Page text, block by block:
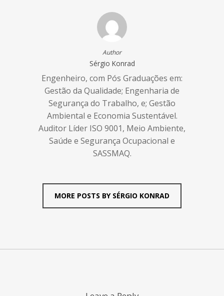
Author
Sérgio Konrad
Engenheiro, com Pós Graduações em:
Gestão da Qualidade; Engenharia de
Segurança do Trabalho, e; Gestão
Ambiental e Economia Sustentável.
Auditor Líder ISO 9001, Meio Ambiente,
Saúde e Segurança Ocupacional e
SASSMAQ.
MORE POSTS BY SÉRGIO KONRAD